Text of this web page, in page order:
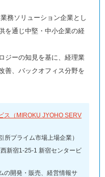
務ソリューション企業とし
を通じ中堅・中小企業の経
ジーの知見を基に、経理業
善、バックオフィス分野を
ス（MIROKU JYOHO SERV
プライム市場上場企業）
新宿1-25-1 新宿センタービ
の開発・販売、経営情報サ